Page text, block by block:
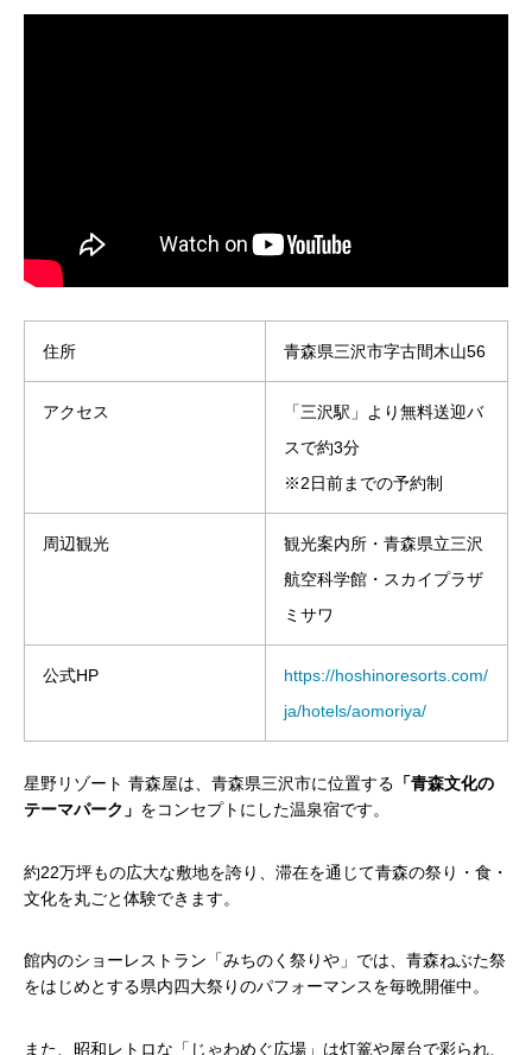
住所 青森県三沢市字古間木山56
アクセス
「三沢駅」より無料送迎バ
スで約3分
※2日前までの予約制
周辺観光
観光案内所・青森県立三沢
航空科学館・スカイプラザ
ミサワ
公式HP
https://hoshinoresorts.com/
ja/hotels/aomoriya/
星野リゾート 青森屋は、青森県三沢市に位置する 「青森文化の
テーマパーク」 をコンセプトにした温泉宿です。
約22万坪もの広大な敷地を誇り、滞在を通じて青森の祭り・食・
文化を丸ごと体験できます。
館内のショーレストラン「みちのく祭りや」では、青森ねぶた祭
をはじめとする県内四大祭りのパフォーマンスを毎晩開催中。
また、昭和レトロな「じゃわめぐ広場」は灯篭や屋台で彩られ、